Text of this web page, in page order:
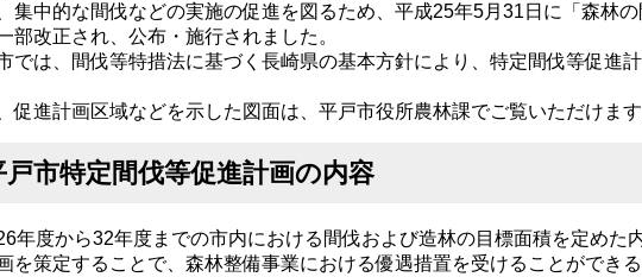
集中的な間伐などの実施の促進を図るため、平成25年5月31日に「森林
部改正され、公布・施行されました。
では、間伐等特措法に基づく長崎県の基本方針により、特定間伐等促進
促進計画区域などを示した図面は、平戸市役所農林課でご覧いただけます
戸市特定間伐等促進計画の内容
年度から32年度までの市内における間伐および造林の目標面積を定めた
を策定することで、森林整備事業における優遇措置を受けることができ